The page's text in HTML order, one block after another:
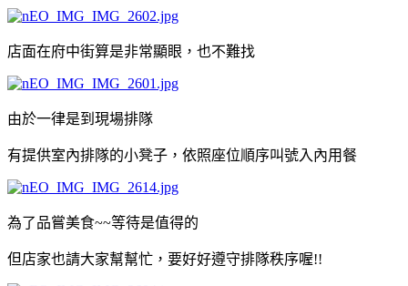
店面在府中街算是非常顯眼，也不難找
由於一律是到現場排隊
有提供室內排隊的小凳子，依照座位順序叫號入內用餐
為了品嘗美食~~等待是值得的
但店家也請大家幫幫忙，要好好遵守排隊秩序喔!!